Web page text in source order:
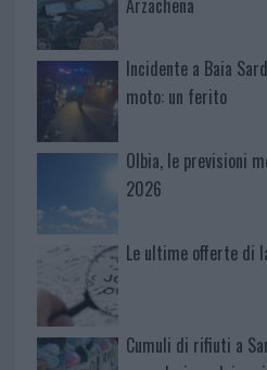
Incidente a Baia
moto: un ferito
Olbia, le previsioni
2026
Le ultime offerte di
Cumuli di rifiuti a